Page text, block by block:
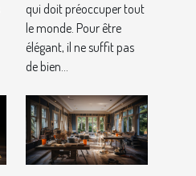
qui doit préoccuper tout
le monde. Pour être
élégant, il ne suffit pas
de bien...